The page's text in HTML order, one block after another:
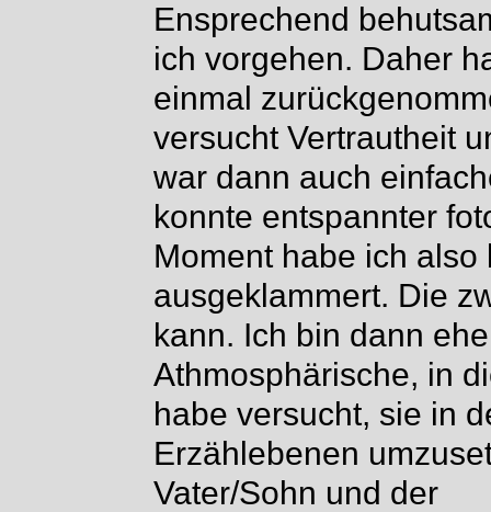
Ensprechend
ich vorgehen. Daher
einmal
versucht Vertrautheit
war dann auch
konnte entspannter
Moment habe ich also
ausgeklammert. Die
kann. Ich bin dann
Athmosphärische, in
habe versucht, sie in
Erzählebenen
Vater/Sohn und der